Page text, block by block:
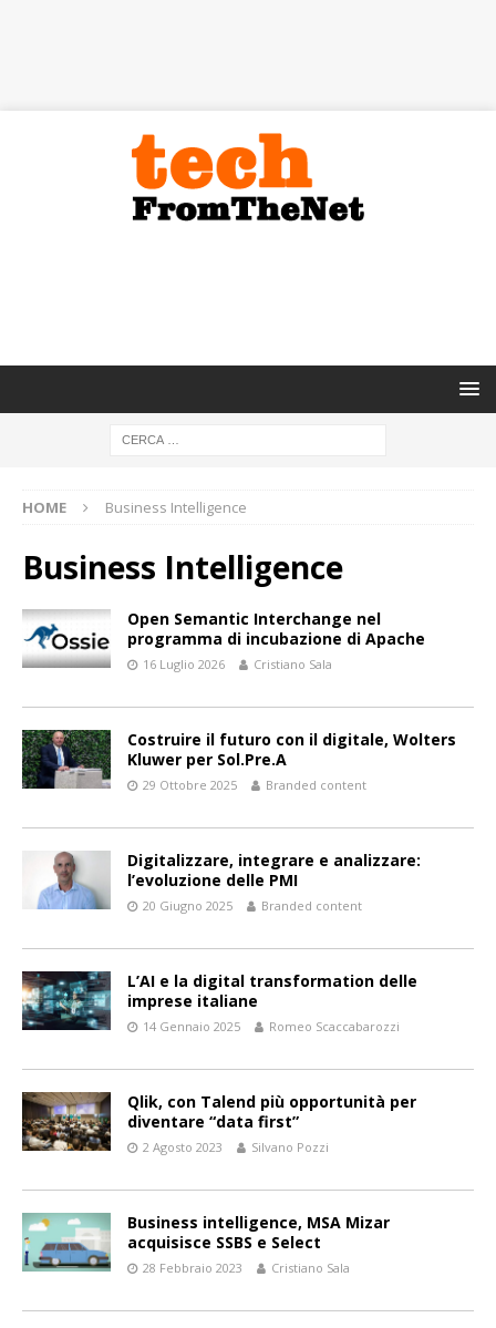
HOME Business Intelligence
Business Intelligence
Open Semantic Interchange nel
programma di incubazione di Apache
16 Luglio 2026 Cristiano Sala
Costruire il futuro con il digitale, Wolters
Kluwer per Sol.Pre.A
29 Ottobre 2025 Branded content
Digitalizzare, integrare e analizzare:
l’evoluzione delle PMI
20 Giugno 2025 Branded content
L’AI e la digital transformation delle
imprese italiane
14 Gennaio 2025 Romeo Scaccabarozzi
Qlik, con Talend più opportunità per
diventare “data first”
2 Agosto 2023 Silvano Pozzi
Business intelligence, MSA Mizar
acquisisce SSBS e Select
28 Febbraio 2023 Cristiano Sala